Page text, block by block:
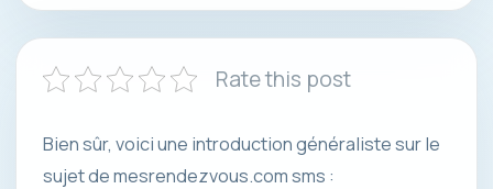
Rate this post
Bien sûr, voici une introduction généraliste sur le
sujet de mesrendezvous.com sms :